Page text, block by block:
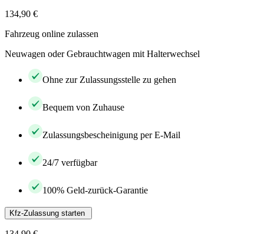
134,90 €
Fahrzeug online zulassen
Neuwagen oder Gebrauchtwagen mit Halterwechsel
Ohne zur Zulassungsstelle zu gehen
Bequem von Zuhause
Zulassungsbescheinigung per E-Mail
24/7 verfügbar
100% Geld-zurück-Garantie
Kfz-Zulassung starten